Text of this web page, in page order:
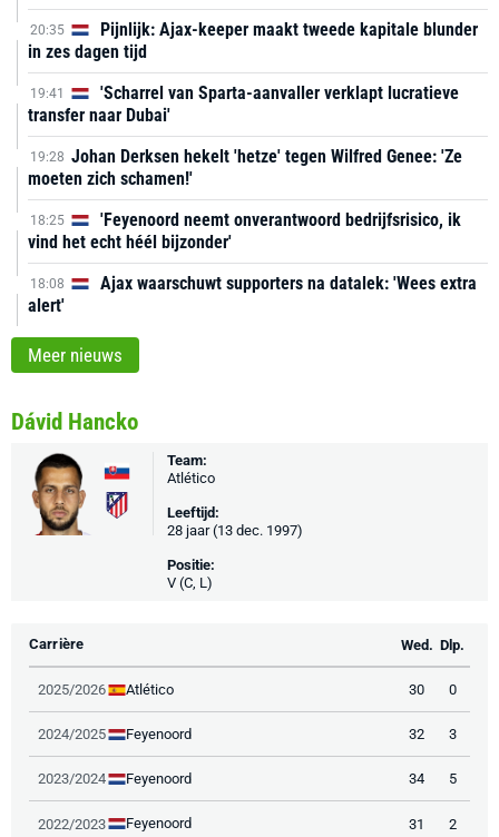
20:35
Pijnlijk: Ajax-keeper maakt tweede kapitale blunder
in zes dagen tijd
19:41
'Scharrel van Sparta-aanvaller verklapt lucratieve
transfer naar Dubai'
19:28 Johan Derksen hekelt 'hetze' tegen Wilfred Genee: 'Ze
moeten zich schamen!'
18:25
'Feyenoord neemt onverantwoord bedrijfsrisico, ik
vind het echt héél bijzonder'
18:08
Ajax waarschuwt supporters na datalek: 'Wees extra
alert'
Meer nieuws
Dávid Hancko
Team:
Atlético
Leeftijd:
28 jaar (13 dec. 1997)
Positie:
V (C, L)
Carrière Wed. Dlp.
2025/2026 Atlético 30 0
2024/2025 Feyenoord 32 3
2023/2024 Feyenoord 34 5
2022/2023 Feyenoord 31 2